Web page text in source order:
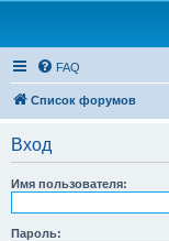
FAQ
Список форумов
Вход
Имя пользователя:
Пароль: